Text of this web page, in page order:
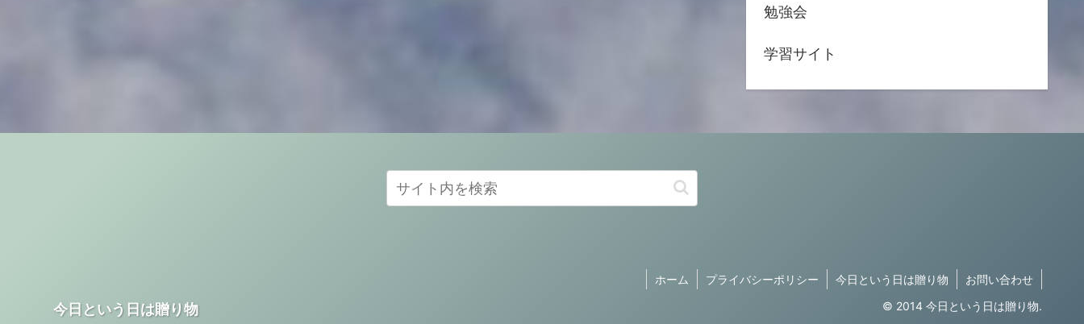
勉強会
学習サイト
今日という日は贈り物
ホーム プライバシーポリシー 今日という日は贈り物
お問い合わせ
© 2014 今日という日は贈り物.